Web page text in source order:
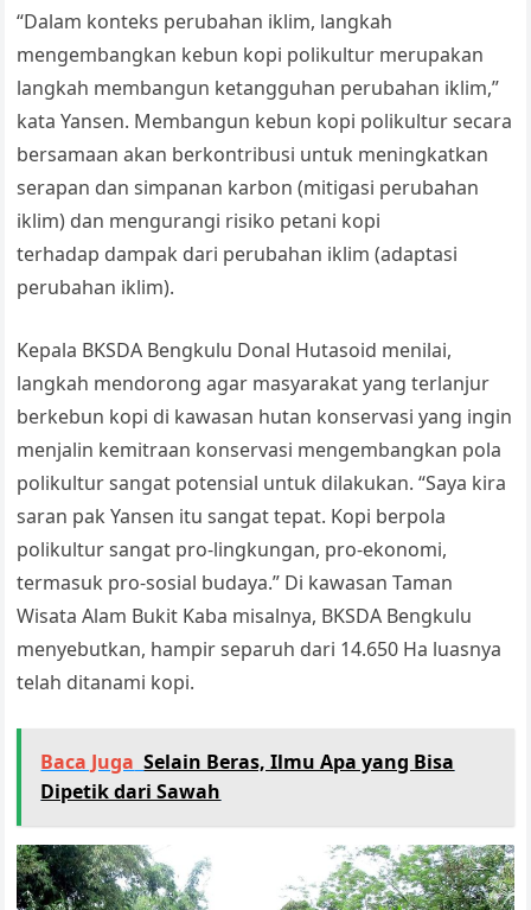
“Dalam konteks perubahan iklim, langkah
mengembangkan kebun kopi polikultur merupakan
langkah membangun ketangguhan perubahan iklim,”
kata Yansen. Membangun kebun kopi polikultur secara
bersamaan akan berkontribusi untuk meningkatkan
serapan dan simpanan karbon (mitigasi perubahan
iklim) dan mengurangi risiko petani kopi
terhadap dampak dari perubahan iklim (adaptasi
perubahan iklim).
Kepala BKSDA Bengkulu Donal Hutasoid menilai,
langkah mendorong agar masyarakat yang terlanjur
berkebun kopi di kawasan hutan konservasi yang ingin
menjalin kemitraan konservasi mengembangkan pola
polikultur sangat potensial untuk dilakukan. “Saya kira
saran pak Yansen itu sangat tepat. Kopi berpola
polikultur sangat pro-lingkungan, pro-ekonomi,
termasuk pro-sosial budaya.” Di kawasan Taman
Wisata Alam Bukit Kaba misalnya, BKSDA Bengkulu
menyebutkan, hampir separuh dari 14.650 Ha luasnya
telah ditanami kopi.
Baca Juga Selain Beras, Ilmu Apa yang Bisa
Dipetik dari Sawah